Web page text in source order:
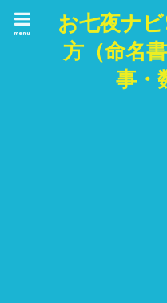
お七夜ナ
方（命名
事・
menu